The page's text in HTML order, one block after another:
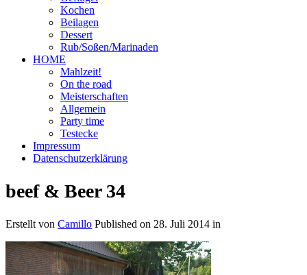
Kochen
Beilagen
Dessert
Rub/Soßen/Marinaden
HOME
Mahlzeit!
On the road
Meisterschaften
Allgemein
Party time
Testecke
Impressum
Datenschutzerklärung
beef & Beer 34
Erstellt von Camillo Published on 28. Juli 2014 in